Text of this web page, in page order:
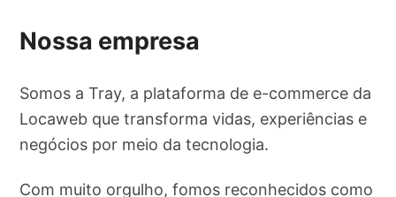
Nossa empresa
Somos a Tray, a plataforma de e-commerce da
Locaweb que transforma vidas, experiências e
negócios por meio da tecnologia.
Com muito orgulho, fomos reconhecidos como